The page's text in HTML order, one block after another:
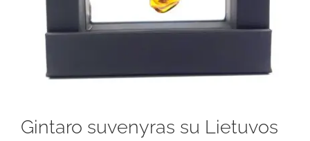
Gintaro suvenyras su Lietuvos